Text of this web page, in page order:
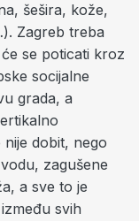
šešira, kože,
Zagreb treba
se poticati kroz
socijalne
grada, a
dobit, nego
zagušene
a sve to je
svih